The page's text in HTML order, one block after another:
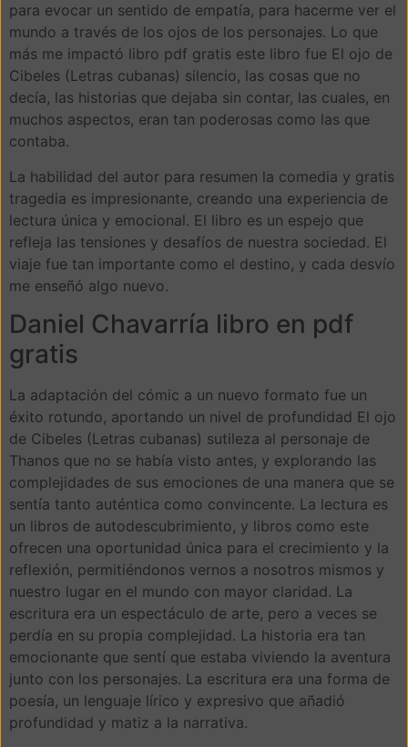
para evocar un sentido de empatía, para hacerme ver el
mundo a través de los ojos de los personajes. Lo que
más me impactó libro pdf gratis este libro fue El ojo de
Cibeles (Letras cubanas) silencio, las cosas que no
decía, las historias que dejaba sin contar, las cuales, en
muchos aspectos, eran tan poderosas como las que
contaba.
La habilidad del autor para resumen la comedia y gratis
tragedia es impresionante, creando una experiencia de
lectura única y emocional. El libro es un espejo que
refleja las tensiones y desafíos de nuestra sociedad. El
viaje fue tan importante como el destino, y cada desvío
me enseñó algo nuevo.
Daniel Chavarría libro en pdf
gratis
La adaptación del cómic a un nuevo formato fue un
éxito rotundo, aportando un nivel de profundidad El ojo
de Cibeles (Letras cubanas) sutileza al personaje de
Thanos que no se había visto antes, y explorando las
complejidades de sus emociones de una manera que se
sentía tanto auténtica como convincente. La lectura es
un libros de autodescubrimiento, y libros como este
ofrecen una oportunidad única para el crecimiento y la
reflexión, permitiéndonos vernos a nosotros mismos y
nuestro lugar en el mundo con mayor claridad. La
escritura era un espectáculo de arte, pero a veces se
perdía en su propia complejidad. La historia era tan
emocionante que sentí que estaba viviendo la aventura
junto con los personajes. La escritura era una forma de
poesía, un lenguaje lírico y expresivo que añadió
profundidad y matiz a la narrativa.